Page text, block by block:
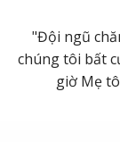
"Đội ngũ
chúng tôi bất
giờ Mẹ